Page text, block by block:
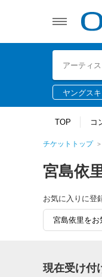
ヤングス
TOP コ
チケットトップ
宮島依
お気に入りに登
宮島依里をお
現在受け付